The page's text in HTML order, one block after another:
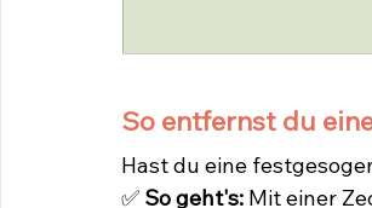
So entfernst du
Hast du eine
✅ So geht's: Mit einer